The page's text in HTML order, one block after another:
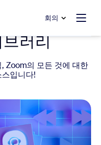
회의
러리
Zoom의 모든 것에 대한
입니다!